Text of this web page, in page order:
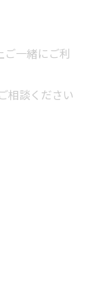
一緒にご利
相談ください